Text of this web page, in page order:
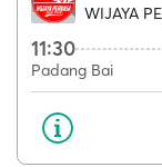
WIJAYA
11:30
Padang Bai